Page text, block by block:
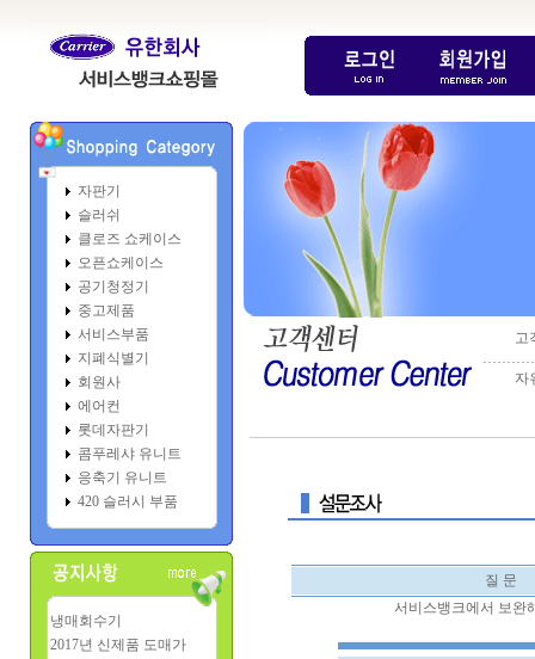
자판기
슬러쉬
클로즈 쇼케이스
오픈쇼케이스
공기청정기
중고제품
서비스부품
지폐식별기
회원사
에어컨
롯데자판기
콤푸레샤 유니트
응축기 유니트
420 슬러시 부품
냉매회수기
2017년 신제품 도매가
고
자
질 문
서비스뱅크에서 보완